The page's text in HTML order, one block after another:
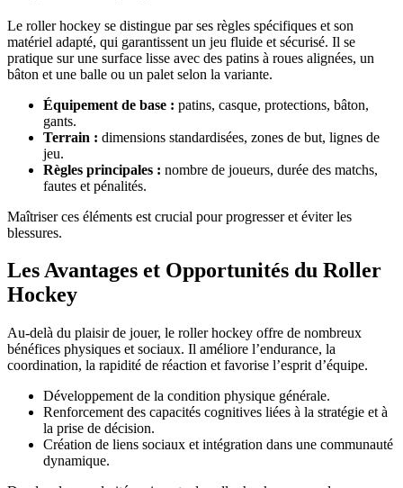
Le roller hockey se distingue par ses règles spécifiques et son
matériel adapté, qui garantissent un jeu fluide et sécurisé. Il se
pratique sur une surface lisse avec des patins à roues alignées, un
bâton et une balle ou un palet selon la variante.
Équipement de base : patins, casque, protections, bâton,
gants.
Terrain : dimensions standardisées, zones de but, lignes de
jeu.
Règles principales : nombre de joueurs, durée des matchs,
fautes et pénalités.
Maîtriser ces éléments est crucial pour progresser et éviter les
blessures.
Les Avantages et Opportunités du Roller
Hockey
Au-delà du plaisir de jouer, le roller hockey offre de nombreux
bénéfices physiques et sociaux. Il améliore l’endurance, la
coordination, la rapidité de réaction et favorise l’esprit d’équipe.
Développement de la condition physique générale.
Renforcement des capacités cognitives liées à la stratégie et à
la prise de décision.
Création de liens sociaux et intégration dans une communauté
dynamique.